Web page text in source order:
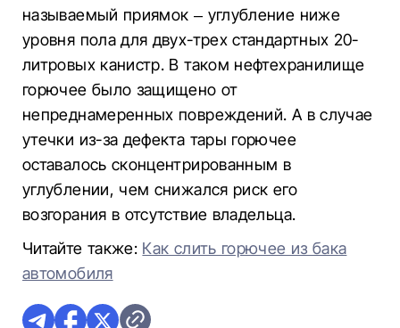
называемый приямок – углубление ниже
уровня пола для двух-трех стандартных 20-
литровых канистр. В таком нефтехранилище
горючее было защищено от
непреднамеренных повреждений. А в случае
утечки из-за дефекта тары горючее
оставалось сконцентрированным в
углублении, чем снижался риск его
возгорания в отсутствие владельца.
Читайте также: Как слить горючее из бака
автомобиля